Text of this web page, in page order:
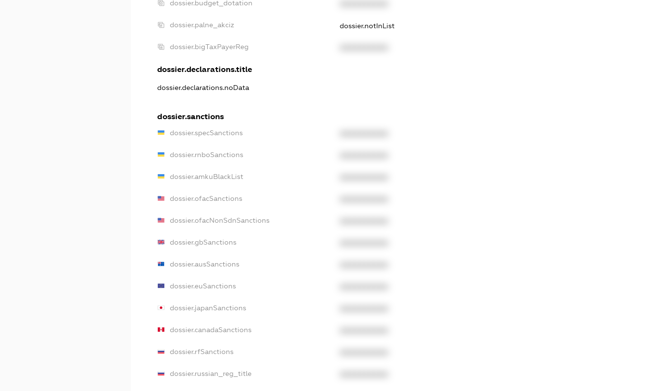
dossier.budget_dotation
dossier.palne_akciz dossier.notInList
dossier.bigTaxPayerReg
dossier.declarations.title
dossier.declarations.noData
dossier.sanctions
dossier.specSanctions
dossier.rnboSanctions
dossier.amkuBlackList
dossier.ofacSanctions
dossier.ofacNonSdnSanctions
dossier.gbSanctions
dossier.ausSanctions
dossier.euSanctions
dossier.japanSanctions
dossier.canadaSanctions
dossier.rfSanctions
dossier.russian_reg_title